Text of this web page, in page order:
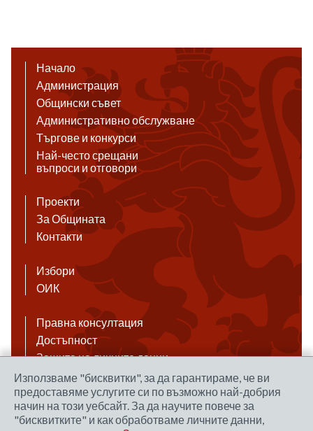
Начало
Администрация
Общински съвет
Административно обслужване
Търгове и конкурси
Най-често срещани
въпроси и отговори
Проекти
За Общината
Контакти
Избори
ОИК
Правна консултация
Достъпност
Защита на личните данни
Антикорупция
Връзки
Използваме "бисквитки", за да гарантираме, че ви
предоставяме услугите си по възможно най-добрия
начин на този уебсайт. За да научите повече за
"бисквитките" и как обработваме личните данни,